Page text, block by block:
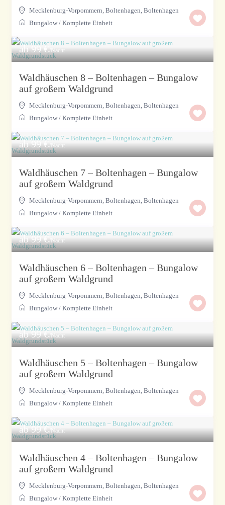
Mecklenburg-Vorpommern, Boltenhagen,Boltenhagen
Bungalow /Komplette Einheit
ab 99 €/Nacht
Waldhäuschen 8 – Boltenhagen – Bungalow
auf großem Waldgrund
Mecklenburg-Vorpommern, Boltenhagen,Boltenhagen
Bungalow /Komplette Einheit
ab 99 €/Nacht
Waldhäuschen 7 – Boltenhagen – Bungalow
auf großem Waldgrund
Mecklenburg-Vorpommern, Boltenhagen,Boltenhagen
Bungalow /Komplette Einheit
ab 99 €/Nacht
Waldhäuschen 6 – Boltenhagen – Bungalow
auf großem Waldgrund
Mecklenburg-Vorpommern, Boltenhagen,Boltenhagen
Bungalow /Komplette Einheit
ab 99 €/Nacht
Waldhäuschen 5 – Boltenhagen – Bungalow
auf großem Waldgrund
Mecklenburg-Vorpommern, Boltenhagen,Boltenhagen
Bungalow /Komplette Einheit
ab 99 €/Nacht
Waldhäuschen 4 – Boltenhagen – Bungalow
auf großem Waldgrund
Mecklenburg-Vorpommern, Boltenhagen,Boltenhagen
Bungalow /Komplette Einheit